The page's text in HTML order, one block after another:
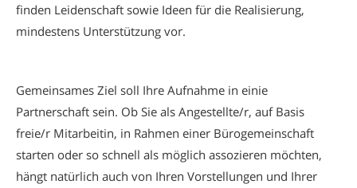
finden Leidenschaft sowie Ideen für die Realisierung,
mindestens Unterstützung vor.
Gemeinsames Ziel soll Ihre Aufnahme in einie
Partnerschaft sein. Ob Sie als Angestellte/r, auf Basis
freie/r Mitarbeitin, in Rahmen einer Bürogemeinschaft
starten oder so schnell als möglich assozieren möchten,
hängt natürlich auch von Ihren Vorstellungen und Ihrer